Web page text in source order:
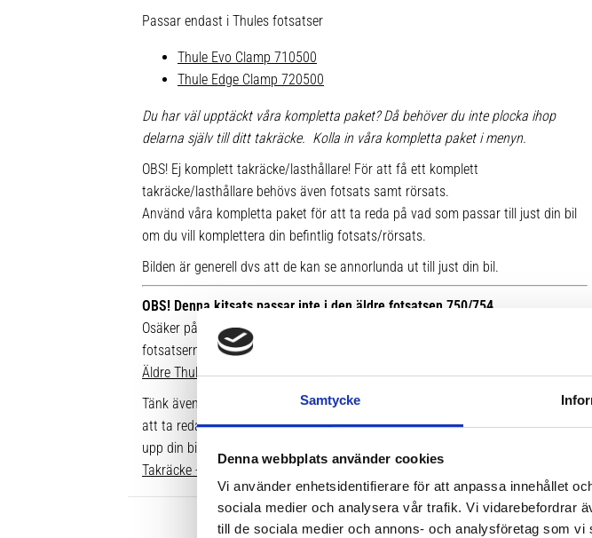
Samtycke
Denna webbplats använder cookies
Vi använder enhetsidentifierare för att anpassa innehållet
sociala medier och analysera vår trafik. Vi vidarebefordrar
till de sociala medier och annons- och analysföretag som
Passar endast i Thules fotsatser
Thule Evo Clamp 710500
Thule Edge Clamp 720500
Du har väl upptäckt våra kompletta paket? Då behöver du inte plocka ihop
delarna själv till ditt takräcke. Kolla in våra kompletta paket i menyn.
OBS! Ej komplett takräcke/lasthållare! För att få ett komplett
takräcke/lasthållare behövs även fotsats samt rörsats.
Använd våra kompletta paket för att ta reda på vad som passar till just din bil
om du vill komplettera din befintlig fotsats/rörsats.
Bilden är generell dvs att de kan se annorlunda ut till just din bil.
OBS! Denna kitsats passar inte i den äldre fotsatsen 750/754.
Osäker på vilken fot du har sedan tidigare? Här kan du se bilder på de äldre
fotsatserna:
Äldre Thule fotsatser som inte går att komplettera med nya kitsatser >>
Tänk även på att dina rör över taket behöver vara i rätt längd. Enklaste sättet
att ta reda på vilken längd du ska ha är att gå till våra kompletta paket, leta
upp din bil. Där ser du enkelt vilken längd som passar.
Takräcke - kompletta paket >>